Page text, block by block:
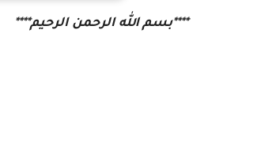
****بسم الله الرحمن الرحيم****